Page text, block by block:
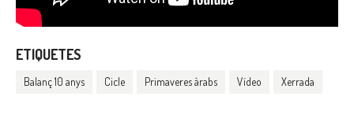
ETIQUETES
Balanç 10 anys Cicle Primaveres àrabs Vídeo Xerrada